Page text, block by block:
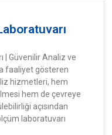
| Güvenilir Analiz ve
faaliyet gösteren
hizmetleri, hem
hem de çevreye
açısından
laboratuvarı